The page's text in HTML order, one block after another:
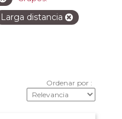
Larga distancia
Ordenar por